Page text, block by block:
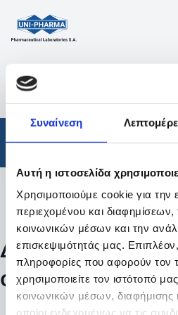
Συναίνεση
Αυτή η ιστοσελίδα
Χρησιμοποιούμε cookie για την
περιεχομένου και
κοινωνικών μέσων και την
επισκεψιμότητάς μας.
πληροφορίες που αφορούν τον
χρησιμοποιείτε τον ιστότοπό
κοινωνικών μέσων, διαφήμισης
οποίοι ενδεχομένως να τις
ΠΡΟΪΟΝΤΑ
ΑΠΟΤΕΛΕΣΜΑΤΑ ΑΝΑΖΗΤΗΣΗΣ
Φάρμακα /
Φίλτρα
Δεν βρέθηκαν
συγκεκριμένα